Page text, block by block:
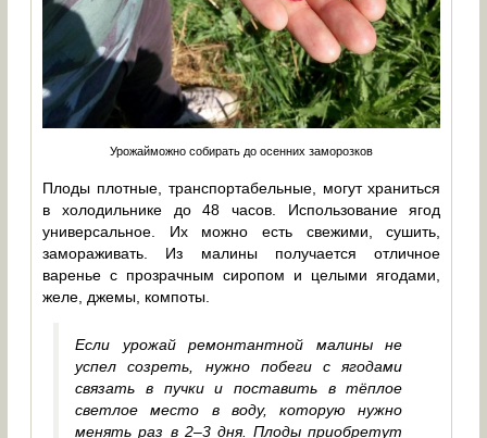
Урожайможно собирать до осенних заморозков
Плоды плотные, транспортабельные, могут храниться
в холодильнике до 48 часов. Использование ягод
универсальное. Их можно есть свежими, сушить,
замораживать. Из малины получается отличное
варенье с прозрачным сиропом и целыми ягодами,
желе, джемы, компоты.
Если урожай ремонтантной малины не
успел созреть, нужно побеги с ягодами
связать в пучки и поставить в тёплое
светлое место в воду, которую нужно
менять раз в 2–3 дня. Плоды приобретут